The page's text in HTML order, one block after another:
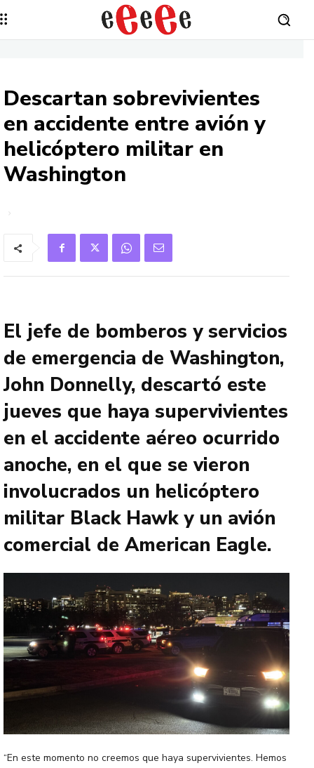
Descartan sobrevivientes
en accidente entre avión y
helicóptero militar en
Washington
El jefe de bomberos y servicios
de emergencia de Washington,
John Donnelly, descartó este
jueves que haya supervivientes
en el accidente aéreo ocurrido
anoche, en el que se vieron
involucrados un helicóptero
militar Black Hawk y un avión
comercial de American Eagle.
“En este momento no creemos que haya supervivientes. Hemos